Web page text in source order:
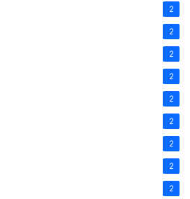
2
2
2
2
2
2
2
2
2